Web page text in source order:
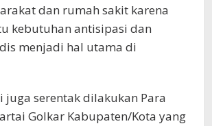
dan rumah sakit karena
kebutuhan antisipasi dan
menjadi hal utama di
juga serentak dilakukan Para
Golkar Kabupaten/Kota yang